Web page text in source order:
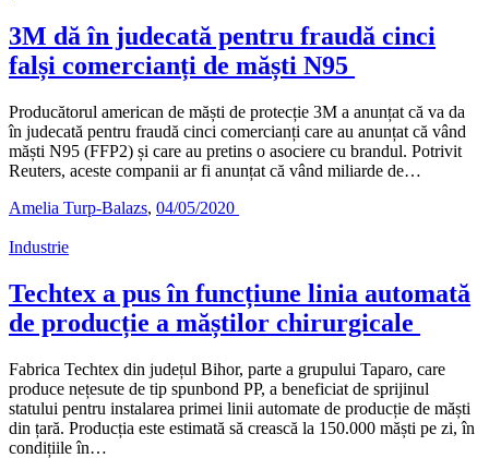
3M dă în judecată pentru fraudă cinci
falși comercianți de măști N95
Producătorul american de măști de protecție 3M a anunțat că va da
în judecată pentru fraudă cinci comercianți care au anunțat că vând
măști N95 (FFP2) și care au pretins o asociere cu brandul. Potrivit
Reuters, aceste companii ar fi anunțat că vând miliarde de…
Amelia Turp-Balazs, 04/05/2020
Industrie
Techtex a pus în funcțiune linia automată
de producție a măștilor chirurgicale
Fabrica Techtex din județul Bihor, parte a grupului Taparo, care
produce nețesute de tip spunbond PP, a beneficiat de sprijinul
statului pentru instalarea primei linii automate de producție de măști
din țară. Producția este estimată să crească la 150.000 măști pe zi, în
condițiile în…